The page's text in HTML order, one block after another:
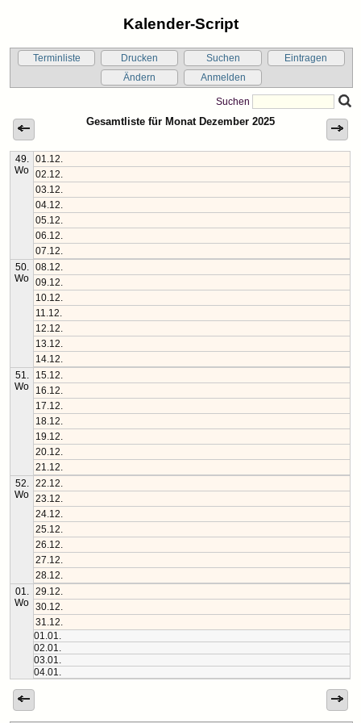
Kalender-Script
Terminliste Drucken Suchen
Eintragen
Ändern
Anmelden
Suchen
Gesamtliste für Monat Dezember 2025
49.
Wo
01.12.
02.12.
03.12.
04.12.
05.12.
06.12.
07.12.
50.
Wo
08.12.
09.12.
10.12.
11.12.
12.12.
13.12.
14.12.
51.
Wo
15.12.
16.12.
17.12.
18.12.
19.12.
20.12.
21.12.
52.
Wo
22.12.
23.12.
24.12.
25.12.
26.12.
27.12.
28.12.
01.
Wo
29.12.
30.12.
31.12.
01.01.
02.01.
03.01.
04.01.